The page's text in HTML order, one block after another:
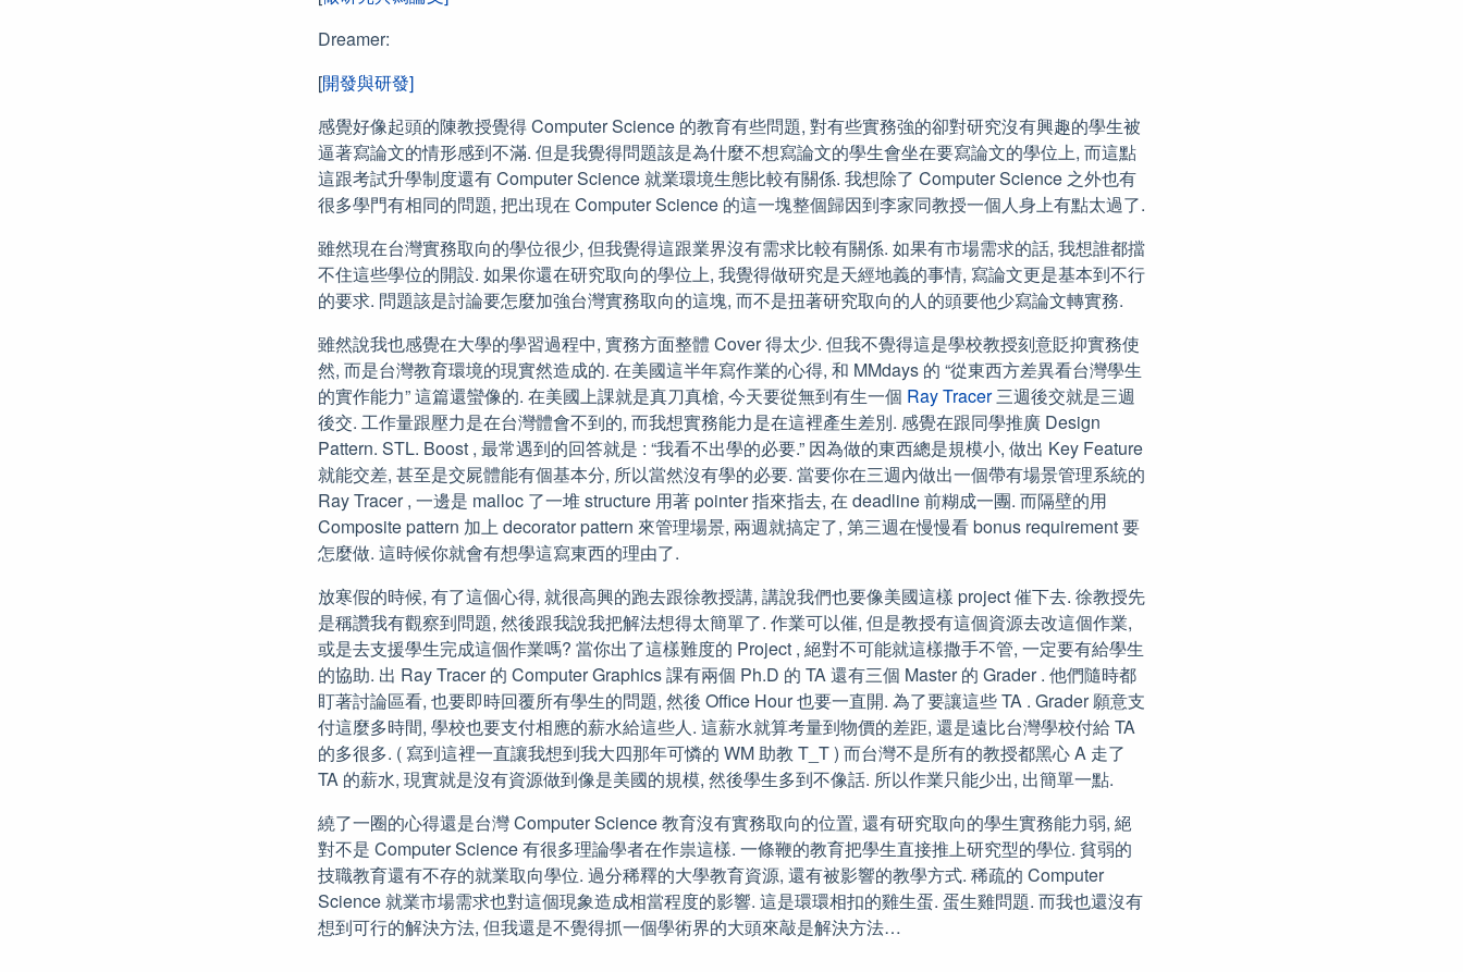
Dreamer:
[開發與研發]
感覺好像起頭的陳教授覺得 Computer Science 的教育有些問題, 對有些實務強的卻對研究沒有興趣的學生被
逼著寫論文的情形感到不滿. 但是我覺得問題該是為什麼不想寫論文的學生會坐在要寫論文的學位上, 而這點
這跟考試升學制度還有 Computer Science 就業環境生態比較有關係. 我想除了 Computer Science 之外也有
很多學門有相同的問題, 把出現在 Computer Science 的這一塊整個歸因到李家同教授一個人身上有點太過了.
雖然現在台灣實務取向的學位很少, 但我覺得這跟業界沒有需求比較有關係. 如果有市場需求的話, 我想誰都擋
不住這些學位的開設. 如果你還在研究取向的學位上, 我覺得做研究是天經地義的事情, 寫論文更是基本到不行
的要求. 問題該是討論要怎麼加強台灣實務取向的這塊, 而不是扭著研究取向的人的頭要他少寫論文轉實務.
雖然說我也感覺在大學的學習過程中, 實務方面整體 Cover 得太少. 但我不覺得這是學校教授刻意貶抑實務使
然, 而是台灣教育環境的現實然造成的. 在美國這半年寫作業的心得, 和 MMdays 的 “從東西方差異看台灣學生
的實作能力” 這篇還蠻像的. 在美國上課就是真刀真槍, 今天要從無到有生一個 Ray Tracer三週後交就是三週
後交. 工作量跟壓力是在台灣體會不到的, 而我想實務能力是在這裡產生差別. 感覺在跟同學推廣 Design
Pattern. STL. Boost , 最常遇到的回答就是 : “我看不出學的必要.” 因為做的東西總是規模小, 做出 Key Feature
就能交差, 甚至是交屍體能有個基本分, 所以當然沒有學的必要. 當要你在三週內做出一個帶有場景管理系統的
Ray Tracer , 一邊是 malloc 了一堆 structure 用著 pointer 指來指去, 在 deadline 前糊成一團. 而隔壁的用
Composite pattern 加上 decorator pattern 來管理場景, 兩週就搞定了, 第三週在慢慢看 bonus requirement 要
怎麼做. 這時候你就會有想學這寫東西的理由了.
放寒假的時候, 有了這個心得, 就很高興的跑去跟徐教授講, 講說我們也要像美國這樣 project 催下去. 徐教授先
是稱讚我有觀察到問題, 然後跟我說我把解法想得太簡單了. 作業可以催, 但是教授有這個資源去改這個作業,
或是去支援學生完成這個作業嗎? 當你出了這樣難度的 Project , 絕對不可能就這樣撒手不管, 一定要有給學生
的協助. 出 Ray Tracer 的 Computer Graphics 課有兩個 Ph.D 的 TA 還有三個 Master 的 Grader . 他們隨時都
盯著討論區看, 也要即時回覆所有學生的問題, 然後 Office Hour 也要一直開. 為了要讓這些 TA . Grader 願意支
付這麼多時間, 學校也要支付相應的薪水給這些人. 這薪水就算考量到物價的差距, 還是遠比台灣學校付給 TA
的多很多. ( 寫到這裡一直讓我想到我大四那年可憐的 WM 助教 T_T ) 而台灣不是所有的教授都黑心 A 走了
TA 的薪水, 現實就是沒有資源做到像是美國的規模, 然後學生多到不像話. 所以作業只能少出, 出簡單一點.
繞了一圈的心得還是台灣 Computer Science 教育沒有實務取向的位置, 還有研究取向的學生實務能力弱, 絕
對不是 Computer Science 有很多理論學者在作祟這樣. 一條鞭的教育把學生直接推上研究型的學位. 貧弱的
技職教育還有不存的就業取向學位. 過分稀釋的大學教育資源, 還有被影響的教學方式. 稀疏的 Computer
Science 就業市場需求也對這個現象造成相當程度的影響. 這是環環相扣的雞生蛋. 蛋生雞問題. 而我也還沒有
想到可行的解決方法, 但我還是不覺得抓一個學術界的大頭來敲是解決方法…